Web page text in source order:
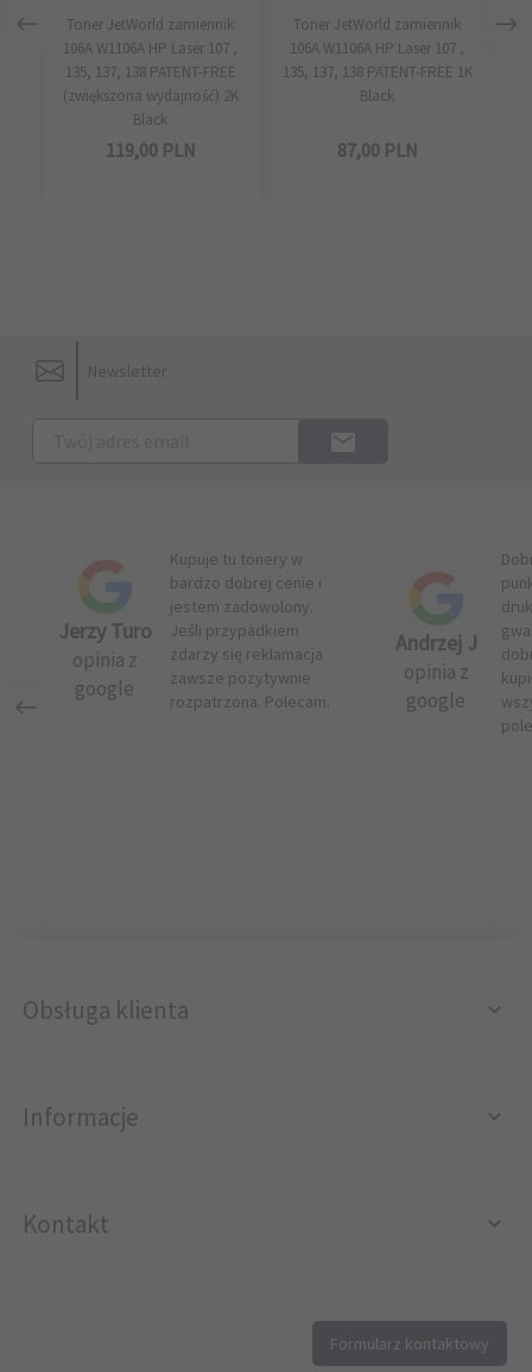
Toner JetWorld zamiennik
106A W1106A HP Laser 107 ,
135, 137, 138 PATENT-FREE
(zwiększona wydajność) 2K
Black
119,00 PLN
Toner JetWorld zamiennik
106A W1106A HP Laser 107 ,
135, 137, 138 PATENT-FREE 1K
Black
87,00 PLN
Newsletter
Jerzy Turo
opinia z
google
Kupuje tu tonery w
bardzo dobrej cenie i
jestem zadowolony.
Jeśli przypadkiem
zdarzy się reklamacja
zawsze pozytywnie
rozpatrzona. Polecam.
Andrzej J
opinia z
google
Obsługa klienta
Informacje
Kontakt
Formularz kontaktowy